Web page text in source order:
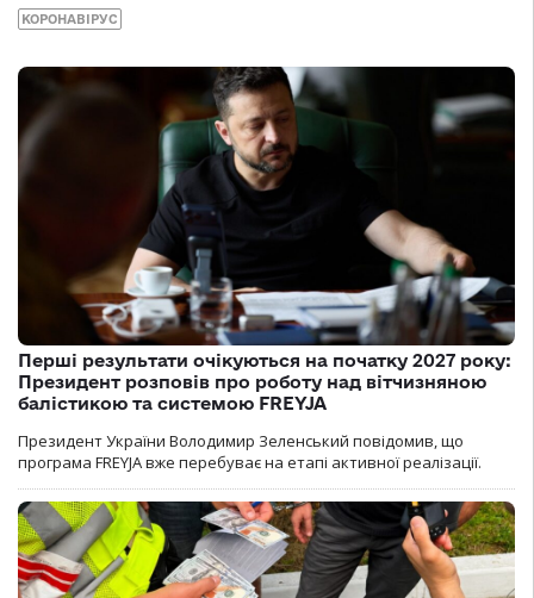
КОРОНАВІРУС
Перші результати очікуються на початку 2027 року:
Президент розповів про роботу над вітчизняною
балістикою та системою FREYJA
Президент України Володимир Зеленський повідомив, що
програма FREYJA вже перебуває на етапі активної реалізації.